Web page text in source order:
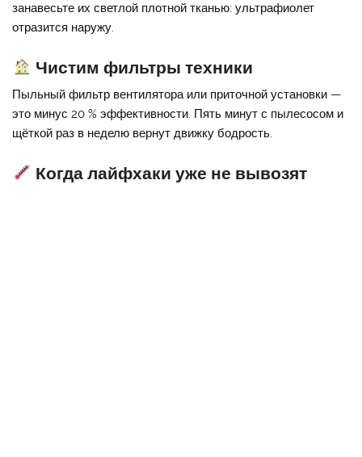
занавесьте их светлой плотной тканью: ультрафиолет
отразится наружу.
Чистим фильтры техники
Пыльный фильтр вентилятора или приточной установки —
это минус 20 % эффективности. Пять минут с пылесосом и
щёткой раз в неделю вернут движку бодрость.
Когда лайфхаки уже не вывозят